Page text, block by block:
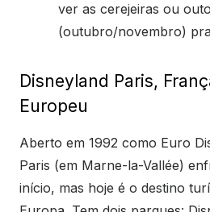
ver as cerejeiras ou
(outubro/novembro)
Disneyland Paris,
Europeu
Aberto em 1992 como Euro
Paris (em Marne-la-Vallée)
início, mas hoje é o destino